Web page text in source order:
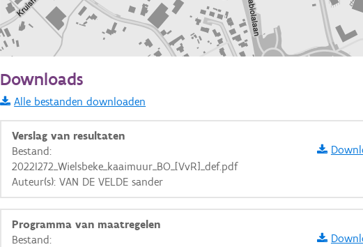
Informatie Vlaanderen
i
+ −
Downloads
Alle bestanden downloaden
Verslag van resultaten
Bestand:
2022I272_Wielsbeke_kaaimuur_BO_[VvR]_def.pdf
Auteur(s): VAN DE VELDE sander
Programma van maatregelen
Bestand: